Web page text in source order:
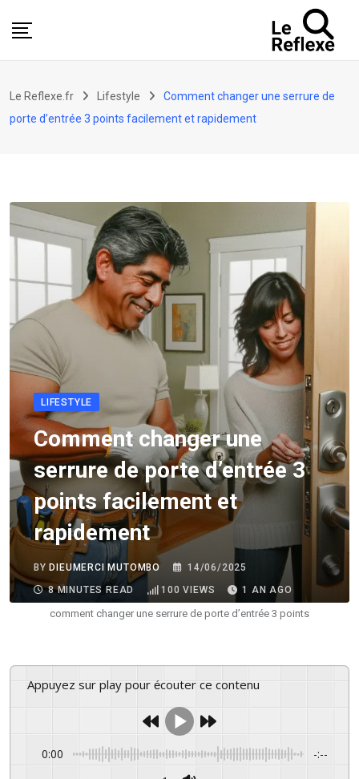
Le Reflexe.fr Lifestyle
Comment changer une serrure de
porte d’entrée 3 points facilement et rapidement
LIFESTYLE
Comment changer une
serrure de porte d’entrée 3
points facilement et
rapidement
BY DIEUMERCI MUTOMBO
14/06/2025
8 MINUTES READ
100 VIEWS 1 AN AGO
comment changer une serrure de porte d’entrée 3 points
Appuyez sur play pour écouter ce contenu
0:00 -:--